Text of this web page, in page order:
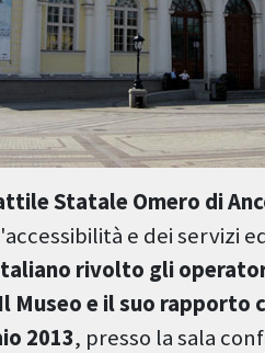
Statale Omero di
e dei servizi
rivolto gli
Museo e il suo rapporto
2013, presso la sala